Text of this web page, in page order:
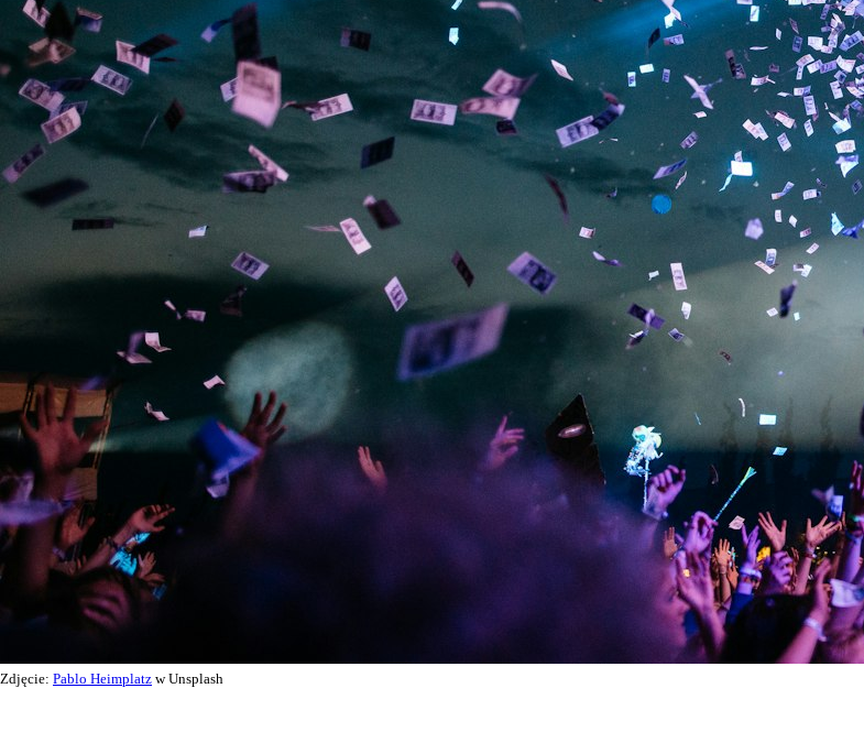
Zdjęcie: Pablo Heimplatz w Unsplash